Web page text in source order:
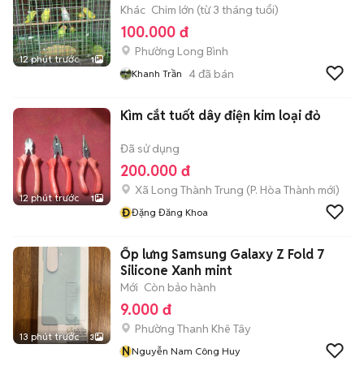
12 phút trước 1
Khác Chim lớn (từ 3 tháng tuổi)
100.000 đ
Phường Long Bình
Khanh Trần 4đã bán
12 phút trước 1
Kìm cắt tuốt dây điện kim loại đỏ
Đã sử dụng
200.000 đ
Xã Long Thành Trung (P. Hòa Thành mới)
ĐĐặng Đăng Khoa
13 phút trước 3
Ốp lưng Samsung Galaxy Z Fold 7
Silicone Xanh mint
Mới Còn bảo hành
9.000 đ
Phường Thanh Khê Tây
NNguyễn Nam Công Huy